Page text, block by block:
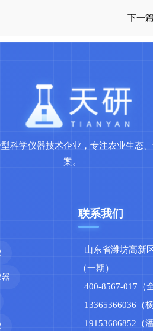
下一
科学仪器技术企业，专注农业生态
案。
联系我们
山东省潍坊高新
（一期）
400-8567-017（
13365366036（
19153686852（